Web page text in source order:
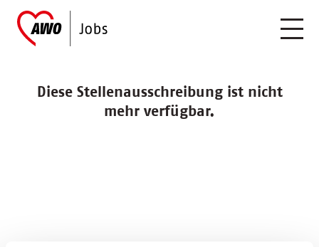
Diese Stellenausschreibung ist nicht
mehr verfügbar.